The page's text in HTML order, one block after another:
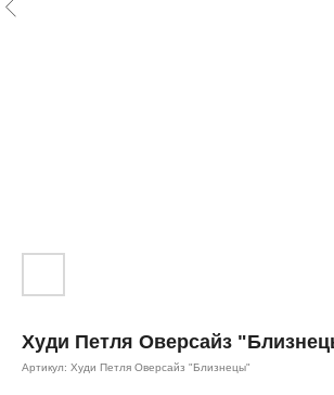
Худи Петля Оверсайз
Артикул: Худи Петля Оверсайз "Близнецы"